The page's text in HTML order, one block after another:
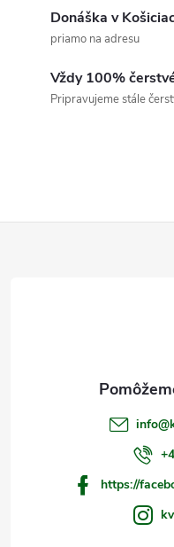
Donáška v
priamo na adresu
Vždy 100%
Pripravujeme stále
info@
https://